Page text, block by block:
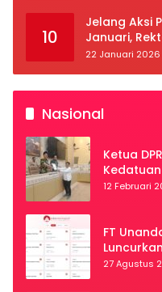
10
Jelang Aksi
Januari,
Liburkan
22 Januari 2026
Nasional
Ketua
Kedatuan
12 Februari
FT
Secara
27 Agustus